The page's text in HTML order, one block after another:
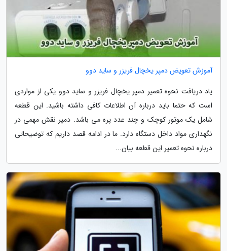
آموزش تعویض دمپر یخچال فریزر و ساید دوو
یاد دریافت نحوه تعمیر دمپر یخچال فریزر و ساید دوو یکی از مواردی
است که حتما باید درباره آن اطلاعات کافی داشته باشید. این قطعه
شامل یک موتور کوچک و چند عدد پره می باشد. دمپر نقش مهمی در
نگهداری مواد داخل دستگاه دارد. ما در ادامه قصد داریم که توضیحاتی
درباره نحوه تعمیر این قطعه بیان...